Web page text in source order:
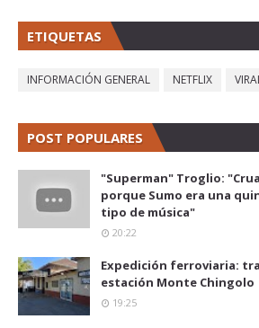
ETIQUETAS
INFORMACIÓN GENERAL NETFLIX
POST POPULARES
"Superman" Troglio:
porque Sumo era una
tipo de música"
20:22
Expedición ferroviaria:
estación Monte Chingolo
19:25